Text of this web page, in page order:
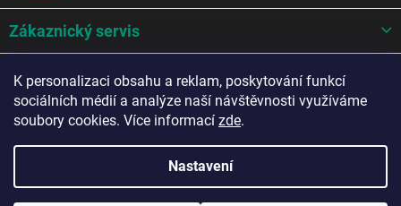
K personalizaci obsahu a reklam, poskytování funkcí
sociálních médií a analýze naší návštěvnosti využíváme
soubory cookies. Více informací zde.
Nastavení
p
t
Zákaznický servis
Mohlo by se hodit
Potřebujete poradit?